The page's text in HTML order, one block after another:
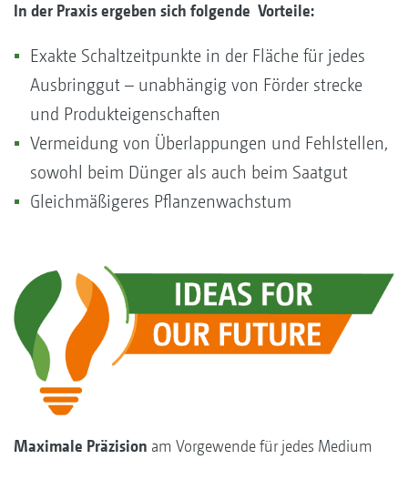
In der Praxis ergeben sich folgende Vorteile:
Exakte Schaltzeitpunkte in der Fläche für jedes
Ausbringgut – unabhängig von Förder strecke
und Produkteigenschaften
Vermeidung von Überlappungen und Fehlstellen,
sowohl beim Dünger als auch beim Saatgut
Gleichmäßigeres Pflanzenwachstum
Maximale Präzision am Vorgewende für jedes Medium